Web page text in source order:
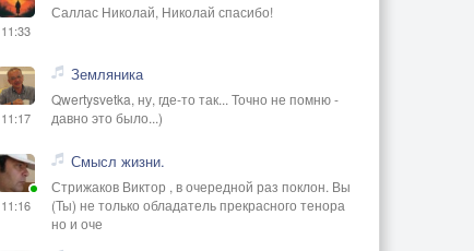
11:33
Саллас Николай, Николай спасибо!
11:17
Земляника
Qwertysvetka, ну, где-то так... Точно не помню -
давно это было...)
11:16
Смысл жизни.
Стрижаков Виктор , в очередной раз поклон. Вы
(Ты) не только обладатель прекрасного тенора
но и оче